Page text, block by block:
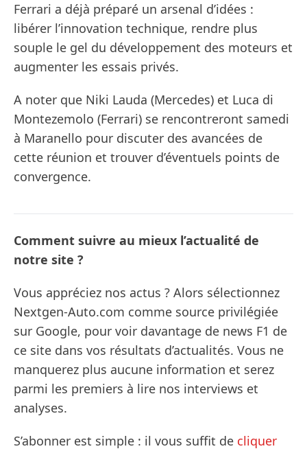
Ferrari a déjà préparé un arsenal d’idées :
libérer l’innovation technique, rendre plus
souple le gel du développement des moteurs et
augmenter les essais privés.
A noter que Niki Lauda (Mercedes) et Luca di
Montezemolo (Ferrari) se rencontreront samedi
à Maranello pour discuter des avancées de
cette réunion et trouver d’éventuels points de
convergence.
Comment suivre au mieux l’actualité de
notre site ?
Vous appréciez nos actus ? Alors sélectionnez
Nextgen-Auto.com comme source privilégiée
sur Google, pour voir davantage de news F1 de
ce site dans vos résultats d’actualités. Vous ne
manquerez plus aucune information et serez
parmi les premiers à lire nos interviews et
analyses.
S’abonner est simple : il vous suffit de cliquer